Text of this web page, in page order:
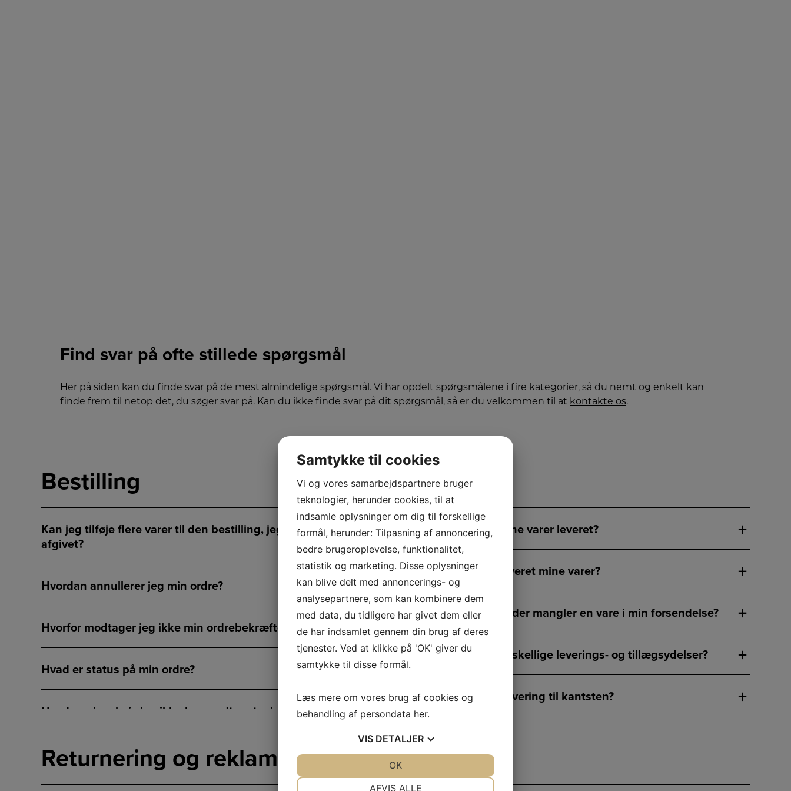
Find svar på ofte stillede spørgsmål
Her på siden kan du finde svar på de mest almindelige spørgsmål. Vi har opdelt spørgsmålene i fire kategorier, så du nemt og enkelt kan
finde frem til netop det, du søger svar på. Kan du ikke finde svar på dit spørgsmål, så er du velkommen til at kontakte os.
Bestilling
Kan jeg tilføje flere varer til den bestilling, jeg netop har
afgivet?
Hvordan annullerer jeg min ordre?
Hvorfor modtager jeg ikke min ordrebekræftelse?
Hvad er status på min ordre?
Hvad gør jeg, hvis jeg ikke har modtaget mine varer?
Hvordan finder jeg ud af, hvilket produkt, jeg skal vælge?
Levering
Hvor kan jeg få mine varer leveret?
Hvordan får jeg leveret mine varer?
Hvad gør jeg, hvis der mangler en vare i min forsendelse?
Hvad koster de forskellige leverings- og tillægsydelser?
Hvad indebærer levering til kantsten?
Hvad indebærer levering og indbæring/opbæring?
Hvad indebærer levering, indbæring og montering?
Returnering og reklamation Betaling
Samtykke til cookies
Vi og vores samarbejdspartnere bruger
teknologier, herunder cookies, til at
indsamle oplysninger om dig til forskellige
formål, herunder: Tilpasning af annoncering,
bedre brugeroplevelse, funktionalitet,
statistik og marketing. Disse oplysninger
kan blive delt med annoncerings- og
analysepartnere, som kan kombinere dem
med data, du tidligere har givet dem eller
de har indsamlet gennem din brug af deres
tjenester. Ved at klikke på 'OK' giver du
samtykke til disse formål.
Læs mere om vores brug af cookies og
behandling af persondata her.
VIS DETALJER
AFVIS ALLE
OK